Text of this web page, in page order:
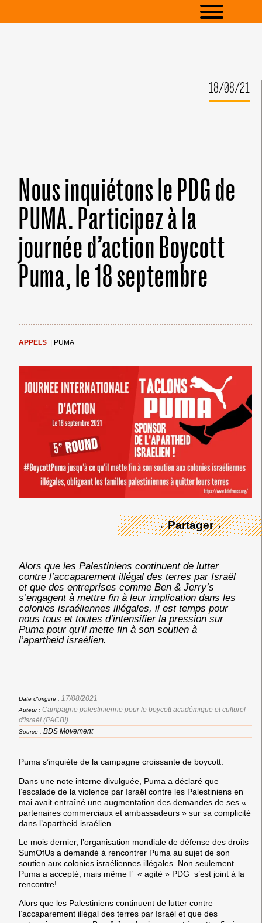
18/08/21
Nous inquiétons le PDG de
PUMA. Participez à la
journée d’action Boycott
Puma, le 18 septembre
APPELS PUMA
→ Partager ←
← Merci ! →
Alors que les Palestiniens continuent de lutter
contre l’accaparement illégal des terres par Israël
et que des entreprises comme Ben & Jerry’s
s’engagent à mettre fin à leur implication dans les
colonies israéliennes illégales, il est temps pour
nous tous et toutes d’intensifier la pression sur
Puma pour qu’il mette fin à son soutien à
l’apartheid israélien.
Date d'origine : 17/08/2021
Auteur : Campagne palestinienne pour le boycott académique et culturel
d'Israël (PACBI)
Source : BDS Movement
Puma s’inquiète de la campagne croissante de boycott.
Dans une note interne divulguée, Puma a déclaré que
l’escalade de la violence par Israël contre les Palestiniens en
mai avait entraîné une augmentation des demandes de ses «
partenaires commerciaux et ambassadeurs » sur sa complicité
dans l’apartheid israélien.
Le mois dernier, l’organisation mondiale de défense des droits
SumOfUs a demandé à rencontrer Puma au sujet de son
soutien aux colonies israéliennes illégales. Non seulement
Puma a accepté, mais même l’ « agité » PDG s’est joint à la
rencontre!
Alors que les Palestiniens continuent de lutter contre
l’accaparement illégal des terres par Israël et que des